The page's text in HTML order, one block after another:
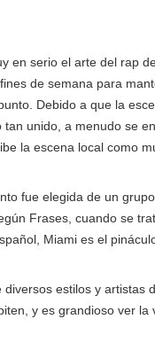
en serio el arte del rap
de semana para
Debido a que la
tan unido, a menudo se
la escena local como
fue elegida de un
Frases, cuando se
Miami es el
diversos estilos y artistas
y es grandioso ver la